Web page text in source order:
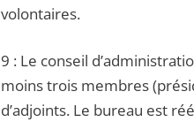
volontaires.
9 : Le conseil
moins trois membres
d’adjoints. Le bureau est